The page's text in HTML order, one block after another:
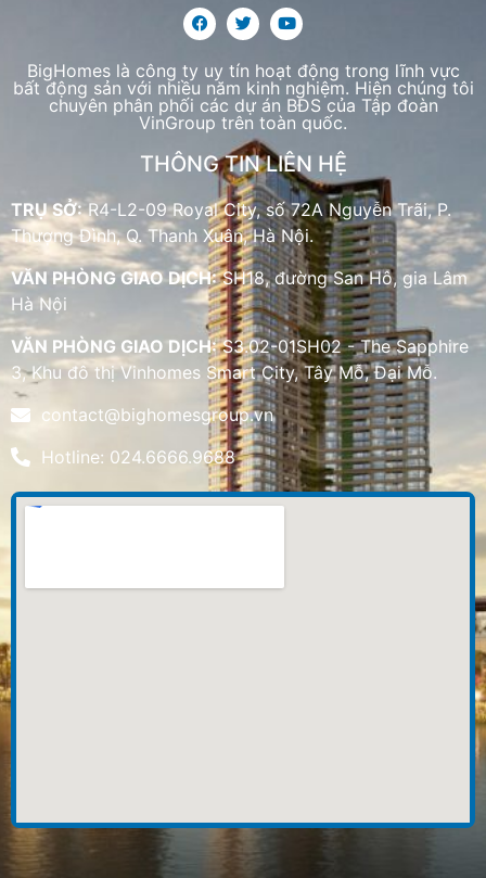
BigHomes là công ty uy tín hoạt động trong lĩnh vực
bất động sản với nhiều năm kinh nghiệm. Hiện chúng tôi
chuyên phân phối các dự án BĐS của Tập đoàn
VinGroup trên toàn quốc.
THÔNG TIN LIÊN HỆ
TRỤ SỞ:R4-L2-09 Royal City, số 72A Nguyễn Trãi, P.
Thượng Đình, Q. Thanh Xuân, Hà Nội.
VĂN PHÒNG GIAO DỊCH:SH18, đường San Hô, gia Lâm
Hà Nội
VĂN PHÒNG GIAO DỊCH:S3.02-01SH02 - The Sapphire
3, Khu đô thị Vinhomes Smart City, Tây Mỗ, Đại Mỗ.
contact@bighomesgroup.vn
Hotline: 024.6666.9688